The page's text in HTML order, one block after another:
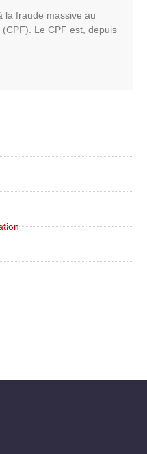
la fraude massive au
Le CPF est, depuis